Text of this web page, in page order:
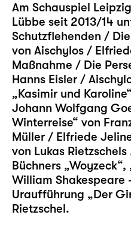
Am Schauspiel
Lübbe seit 2013/14
Schutzflehenden /
von Aischylos /
Maßnahme / Die
Hanns Eisler /
„Kasimir und Karoline“
Johann Wolfgang
Winterreise“ von
Müller / Elfriede
von Lukas Rietzschels
Büchners „Woyzeck“,
William Shakespeare
Uraufführung „Der
Rietzschel.